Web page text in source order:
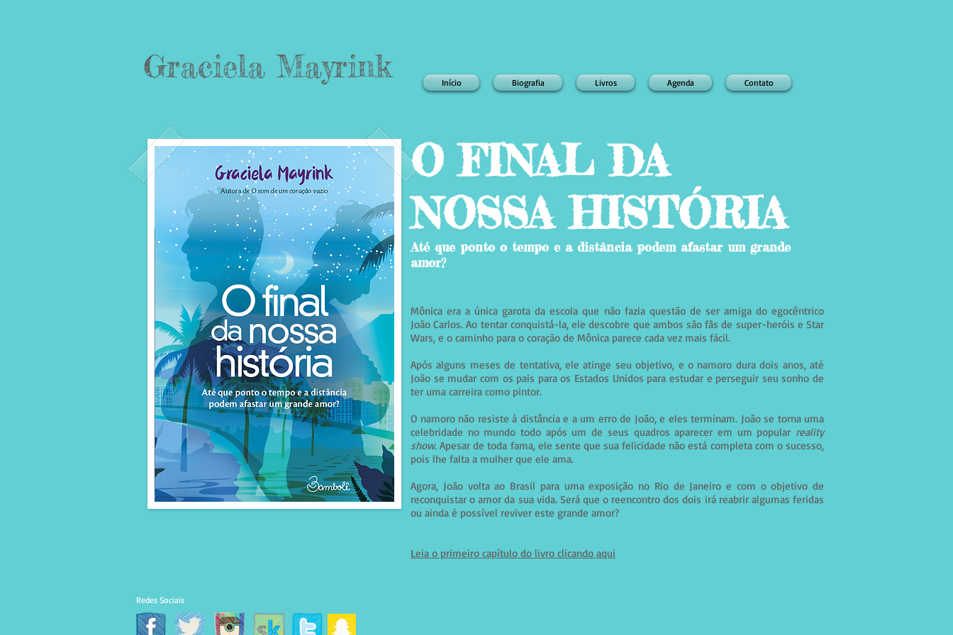
Graciela Mayrink Início Biografia Livros Agenda Contato
O FINAL DA
NOSSA HISTÓRIA
Até que ponto o tempo e a distância podem afastar um grande
amor?
Mônica era a única garota da escola que não fazia questão de ser amiga do egocêntrico
João Carlos. Ao tentar conquistá-la, ele descobre que ambos são fãs de super-heróis e Star
Wars, e o caminho para o coração de Mônica parece cada vez mais fácil.
Após alguns meses de tentativa, ele atinge seu objetivo, e o namoro dura dois anos, até
João se mudar com os pais para os Estados Unidos para estudar e perseguir seu sonho de
ter uma carreira como pintor.
O namoro não resiste à distância e a um erro de João, e eles terminam. João se torna uma
celebridade no mundo todo após um de seus quadros aparecer em um popular reality
show. Apesar de toda fama, ele sente que sua felicidade não está completa com o sucesso,
pois lhe falta a mulher que ele ama.
Agora, João volta ao Brasil para uma exposição no Rio de Janeiro e com o objetivo de
reconquistar o amor da sua vida. Será que o reencontro dos dois irá reabrir algumas feridas
ou ainda é possível reviver este grande amor?
Leia o primeiro capítulo do livro clicando aqui
Redes Sociais